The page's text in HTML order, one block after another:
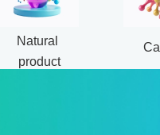
Natural
product